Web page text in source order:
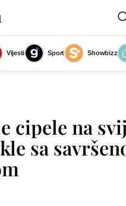
Vijesti Sport Showbizz
cipele na svijetu izložene su u
cipele na
sa